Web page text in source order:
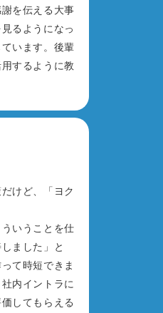
を伝える大事
るようになっ
います。後輩
するように教
けど、「ヨク
いうことを仕
ました」と
て時短できま
内イントラに
してもらえる